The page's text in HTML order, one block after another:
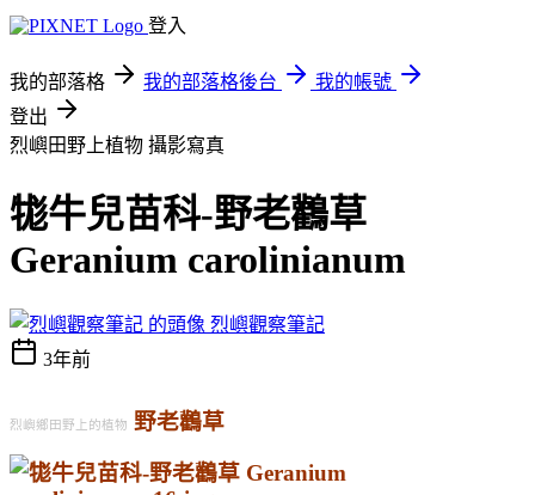
登入
我的部落格 我的部落格後台
我的帳號
登出
烈嶼田野上植物 攝影寫真
牻牛兒苗科-野老鸛草
Geranium carolinianum
烈嶼觀察筆記
3年前
烈嶼鄉田野上的植物 野老鸛草